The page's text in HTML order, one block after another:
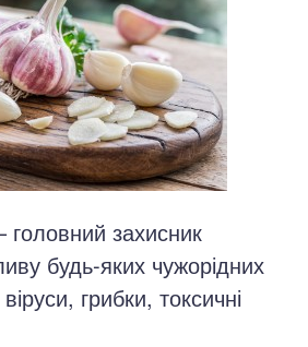
головний захисник
будь-яких чужорідних
грибки, токсичні